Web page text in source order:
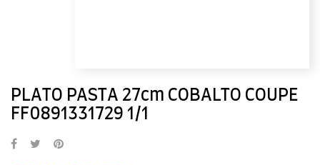
PLATO PASTA 27cm COBALTO COUPE
FF0891331729 1/1